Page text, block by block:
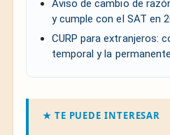
Aviso de cambio de
y cumple con el SAT en
CURP para extranjeros:
temporal y la permanente
★ TE PUEDE INTERESAR